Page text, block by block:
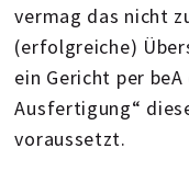
vermag das nicht
(erfolgreiche)
ein Gericht per
Ausfertigung“
voraussetzt.